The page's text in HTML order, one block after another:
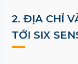
2. ĐỊA CHỈ
TỚI SIX